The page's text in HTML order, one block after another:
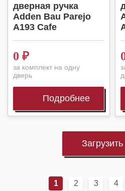
дверная ручка
Adden Bau Parejo
A193 Cafe
0 ₽
за комплект на одну
дверь
Подробнее
1 2 3 4